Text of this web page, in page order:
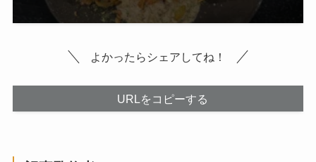
よかったらシェアしてね！
URLをコピーする